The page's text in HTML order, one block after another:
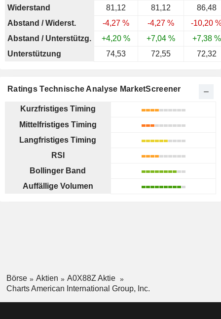
Widerstand
81,12 81,12
86,48
Abstand / Widerst.
-4,27 % -4,27 %
-10,20
Abstand / Unterstützg.
+4,20 % +7,04 %
+7,38 %
Unterstützung
74,53 72,55 72,32
Ratings Technische Analyse MarketScreener
Kurzfristiges Timing
Mittelfristiges Timing
Langfristiges Timing
RSI
Bollinger Band
Auffällige Volumen
Börse Aktien
A0X88Z Aktie
Charts American International Group, Inc.